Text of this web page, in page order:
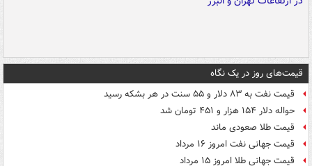
قیمت‌های روز در یک نگاه
قیمت نفت به ۸۳ دلار و ۵۵ سنت در هر بشکه رسید
حواله دلار ۱۵۴ هزار و ۴۵۱ تومان شد
قیمت طلا صعودی ماند
قیمت جهانی نفت امروز ۱۶ مرداد
قیمت جهانی طلا امروز ۱۵ مرداد